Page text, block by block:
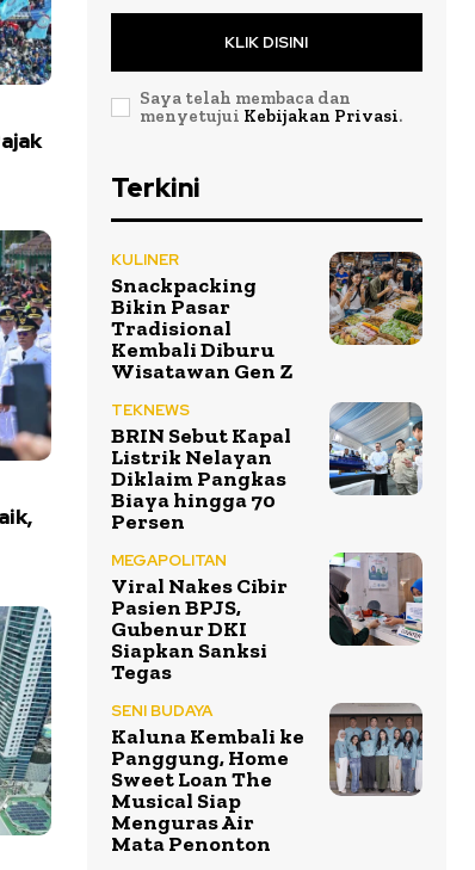
KLIK DISINI
Saya telah membaca dan
menyetujui Kebijakan Privasi.
Terkini
KULINER
Snackpacking
Bikin Pasar
Tradisional
Kembali Diburu
Wisatawan Gen Z
TEKNEWS
BRIN Sebut Kapal
Listrik Nelayan
Diklaim Pangkas
Biaya hingga 70
Persen
MEGAPOLITAN
Viral Nakes Cibir
Pasien BPJS,
Gubenur DKI
Siapkan Sanksi
Tegas
SENI BUDAYA
Kaluna Kembali ke
Panggung, Home
Sweet Loan The
Musical Siap
Menguras Air
Mata Penonton